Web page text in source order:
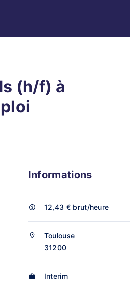
(h/f) à
Informations
12,43 € brut/heure
Toulouse
31200
Interim